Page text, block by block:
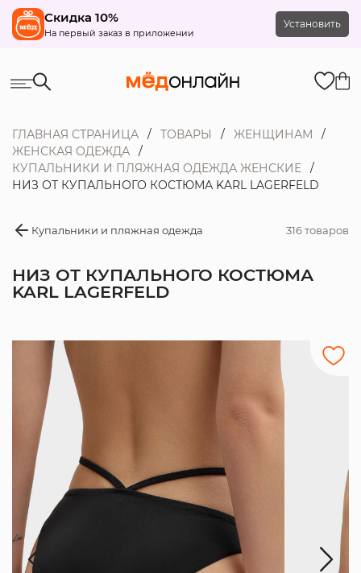
Скидка 10%
На первый заказ в приложении
Установить
ГЛАВНАЯ СТРАНИЦА ТОВАРЫ
ЖЕНЩИНАМ
ЖЕНСКАЯ ОДЕЖДА
КУПАЛЬНИКИ И ПЛЯЖНАЯ ОДЕЖДА ЖЕНСКИЕ
НИЗ ОТ КУПАЛЬНОГО КОСТЮМА KARL LAGERFELD
Купальники и пляжная одежда 316 товаров
НИЗ ОТ КУПАЛЬНОГО КОСТЮМА
KARL LAGERFELD